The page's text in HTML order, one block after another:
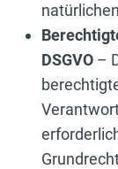
DSGVO –